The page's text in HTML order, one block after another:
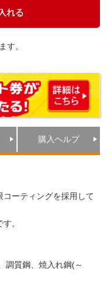
す。
購入ヘルプ
ーティングを採用して
。
調質鋼、焼入れ鋼(～